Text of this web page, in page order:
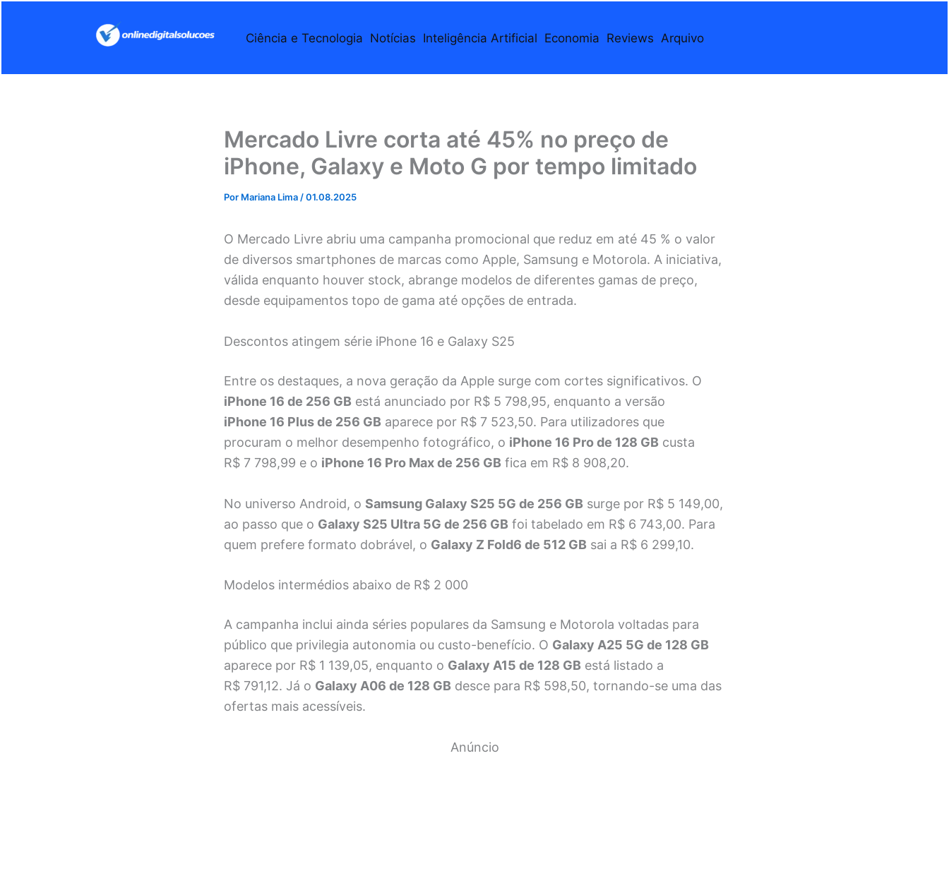
conteúdo
Ciência e Tecnologia Notícias Inteligência Artificial Economia Reviews Arquivo
Mercado Livre corta até 45% no preço de
iPhone, Galaxy e Moto G por tempo limitado
Por Mariana Lima /01.08.2025
O Mercado Livre abriu uma campanha promocional que reduz em até 45 % o valor
de diversos smartphones de marcas como Apple, Samsung e Motorola. A iniciativa,
válida enquanto houver stock, abrange modelos de diferentes gamas de preço,
desde equipamentos topo de gama até opções de entrada.
Descontos atingem série iPhone 16 e Galaxy S25
Entre os destaques, a nova geração da Apple surge com cortes significativos. O
iPhone 16 de 256 GB está anunciado por R$ 5 798,95, enquanto a versão
iPhone 16 Plus de 256 GB aparece por R$ 7 523,50. Para utilizadores que
procuram o melhor desempenho fotográfico, o iPhone 16 Pro de 128 GB custa
R$ 7 798,99 e o iPhone 16 Pro Max de 256 GB fica em R$ 8 908,20.
No universo Android, o Samsung Galaxy S25 5G de 256 GB surge por R$ 5 149,00,
ao passo que o Galaxy S25 Ultra 5G de 256 GB foi tabelado em R$ 6 743,00. Para
quem prefere formato dobrável, o Galaxy Z Fold6 de 512 GB sai a R$ 6 299,10.
Modelos intermédios abaixo de R$ 2 000
A campanha inclui ainda séries populares da Samsung e Motorola voltadas para
público que privilegia autonomia ou custo-benefício. O Galaxy A25 5G de 128 GB
aparece por R$ 1 139,05, enquanto o Galaxy A15 de 128 GB está listado a
R$ 791,12. Já o Galaxy A06 de 128 GB desce para R$ 598,50, tornando-se uma das
ofertas mais acessíveis.
Anúncio